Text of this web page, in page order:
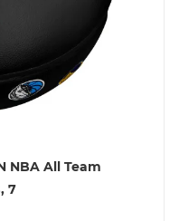
NBA All Team
7